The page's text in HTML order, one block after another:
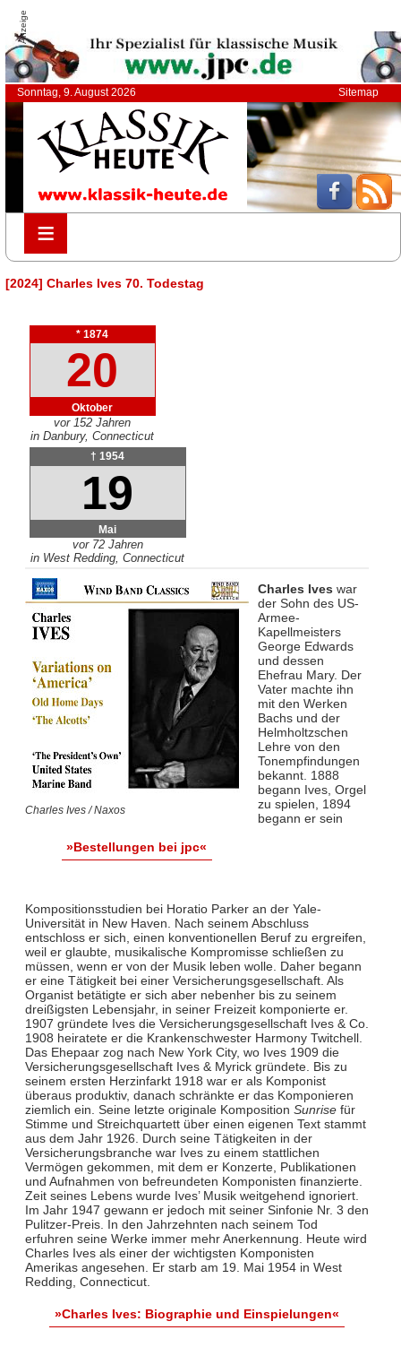
Anzeige
Sonntag, 9. August 2026 Sitemap
≡
≡
[2024] Charles Ives 70. Todestag
* 1874
20
Oktober
vor 152 Jahren
in Danbury, Connecticut
† 1954
19
Mai
vor 72 Jahren
in West Redding, Connecticut
Charles Ives / Naxos
»Bestellungen bei jpc«
Charles Ives war
der Sohn des US-
Armee-
Kapellmeisters
George Edwards
und dessen
Ehefrau Mary. Der
Vater machte ihn
mit den Werken
Bachs und der
Helmholtzschen
Lehre von den
Tonempfindungen
bekannt. 1888
begann Ives, Orgel
zu spielen, 1894
begann er sein
Kompositionsstudien bei Horatio Parker an der Yale-
Universität in New Haven. Nach seinem Abschluss
entschloss er sich, einen konventionellen Beruf zu ergreifen,
weil er glaubte, musikalische Kompromisse schließen zu
müssen, wenn er von der Musik leben wolle. Daher begann
er eine Tätigkeit bei einer Versicherungsgesellschaft. Als
Organist betätigte er sich aber nebenher bis zu seinem
dreißigsten Lebensjahr, in seiner Freizeit komponierte er.
1907 gründete Ives die Versicherungsgesellschaft Ives & Co.
1908 heiratete er die Krankenschwester Harmony Twitchell.
Das Ehepaar zog nach New York City, wo Ives 1909 die
Versicherungsgesellschaft Ives & Myrick gründete. Bis zu
seinem ersten Herzinfarkt 1918 war er als Komponist
überaus produktiv, danach schränkte er das Komponieren
ziemlich ein. Seine letzte originale Komposition Sunrisefür
Stimme und Streichquartett über einen eigenen Text stammt
aus dem Jahr 1926. Durch seine Tätigkeiten in der
Versicherungsbranche war Ives zu einem stattlichen
Vermögen gekommen, mit dem er Konzerte, Publikationen
und Aufnahmen von befreundeten Komponisten finanzierte.
Zeit seines Lebens wurde Ives’ Musik weitgehend ignoriert.
Im Jahr 1947 gewann er jedoch mit seiner Sinfonie Nr. 3 den
Pulitzer-Preis. In den Jahrzehnten nach seinem Tod
erfuhren seine Werke immer mehr Anerkennung. Heute wird
Charles Ives als einer der wichtigsten Komponisten
Amerikas angesehen. Er starb am 19. Mai 1954 in West
Redding, Connecticut.
»Charles Ives: Biographie und Einspielungen«